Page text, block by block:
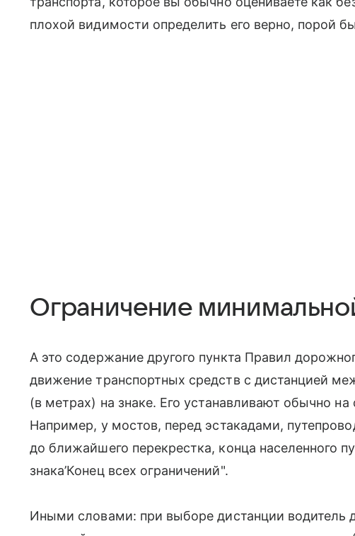
плохой видимости определить его верно, порой
Ограничение
А это содержание другого пункта Правил
движение транспортных средств с дистанцией
(в метрах) на знаке. Его устанавливают обычно
Например, у мостов, перед эстакадами,
до ближайшего перекрестка, конца населенного
знака’Конец всех ограничений".
Иными словами: при выборе дистанции водитель